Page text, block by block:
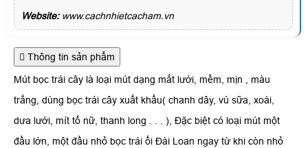
Website:www.cachnhietcacham.vn
Thông tin sản phẩm
Mút bọc trái cây là loại mút dạng mắt lưới, mềm, mịn , màu
trắng, dùng bọc trái cây xuất khẩu( chanh dây, vú sữa, xoài,
dưa lưới, mít tố nữ, thanh long . . . ), Đặc biệt có loại mút một
đầu lớn, một đầu nhỏ bọc trái ổi Đài Loan ngay từ khi còn nhỏ